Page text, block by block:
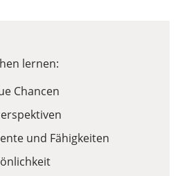
lernen:
Chancen
und Fähigkeiten